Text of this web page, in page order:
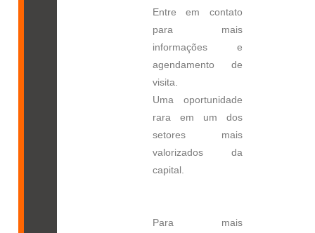
Entre em contato
para mais
informações e
agendamento de
visita.
Uma oportunidade
rara em um dos
setores mais
valorizados da
capital.
Para mais